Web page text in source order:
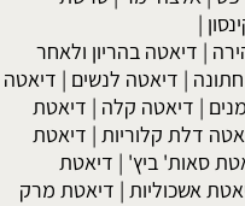
|
| דיאטה בהריון ולאחר
| דיאטה לנשים | דיאטה
| דיאטה קלה | דיאטת
דלת קלוריות | דיאטת
סאות' ביץ' | דיאטת
אשכוליות | דיאטת מרק